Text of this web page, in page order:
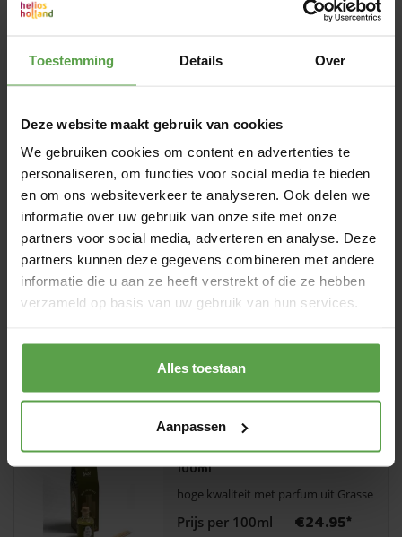
Toestemming Details Over
Deze website maakt gebruik van cookies
We gebruiken cookies om content en advertenties te
personaliseren, om functies voor social media te bieden
en om ons websiteverkeer te analyseren. Ook delen we
informatie over uw gebruik van onze site met onze
partners voor social media, adverteren en analyse. Deze
partners kunnen deze gegevens combineren met andere
informatie die u aan ze heeft verstrekt of die ze hebben
verzameld op basis van uw gebruik van hun services.
Alles toestaan
Aanpassen
Tadé - Geurkaars - Neroli
Tadé - Geurkaars - Nigella
Oosterse Sfeer - 35 uur
Tadé - Huisparfom Geurstokjes -
Ceder Houtachtig Oriëntaals -
100ml
hoge kwaliteit met parfum uit Grasse
Prijs per 100ml €24.95*